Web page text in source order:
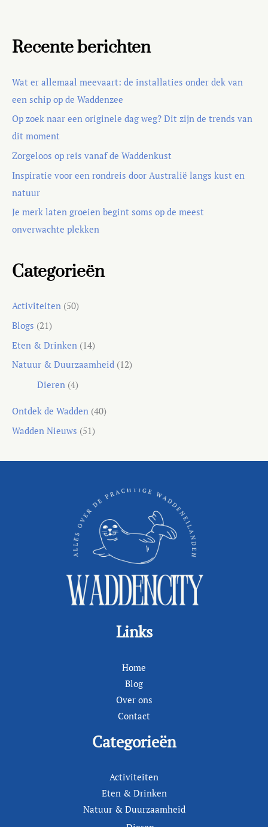
Recente berichten
Wat er allemaal meevaart: de installaties onder dek van
een schip op de Waddenzee
Op zoek naar een originele dag weg? Dit zijn de trends van
dit moment
Zorgeloos op reis vanaf de Waddenkust
Inspiratie voor een rondreis door Australië langs kust en
natuur
Je merk laten groeien begint soms op de meest
onverwachte plekken
Categorieën
Activiteiten (50)
Blogs (21)
Eten & Drinken (14)
Natuur & Duurzaamheid (12)
Dieren(4)
Ontdek de Wadden (40)
Wadden Nieuws (51)
Links
Home
Blog
Over ons
Contact
Categorieën
Activiteiten
Eten & Drinken
Natuur & Duurzaamheid